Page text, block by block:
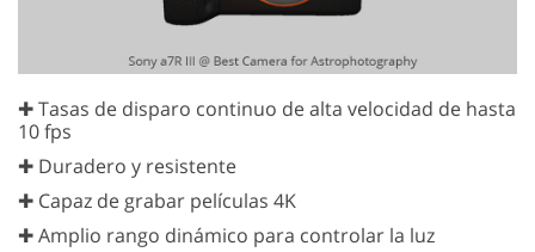
✚ Tasas de disparo continuo de alta velocidad de hasta
10 fps
✚ Duradero y resistente
✚ Capaz de grabar películas 4K
✚ Amplio rango dinámico para controlar la luz